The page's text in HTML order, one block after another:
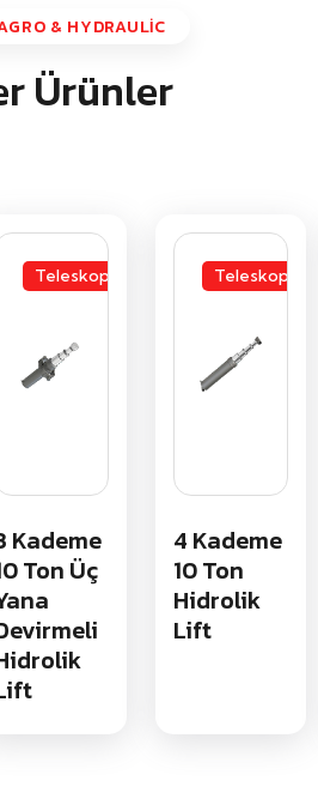
& HYDRAULİC
Ürünler
Teleskopik
Kademe
Ton Üç
Teleskopik
4 Kademe
10 Ton
Hidrolik
Lift